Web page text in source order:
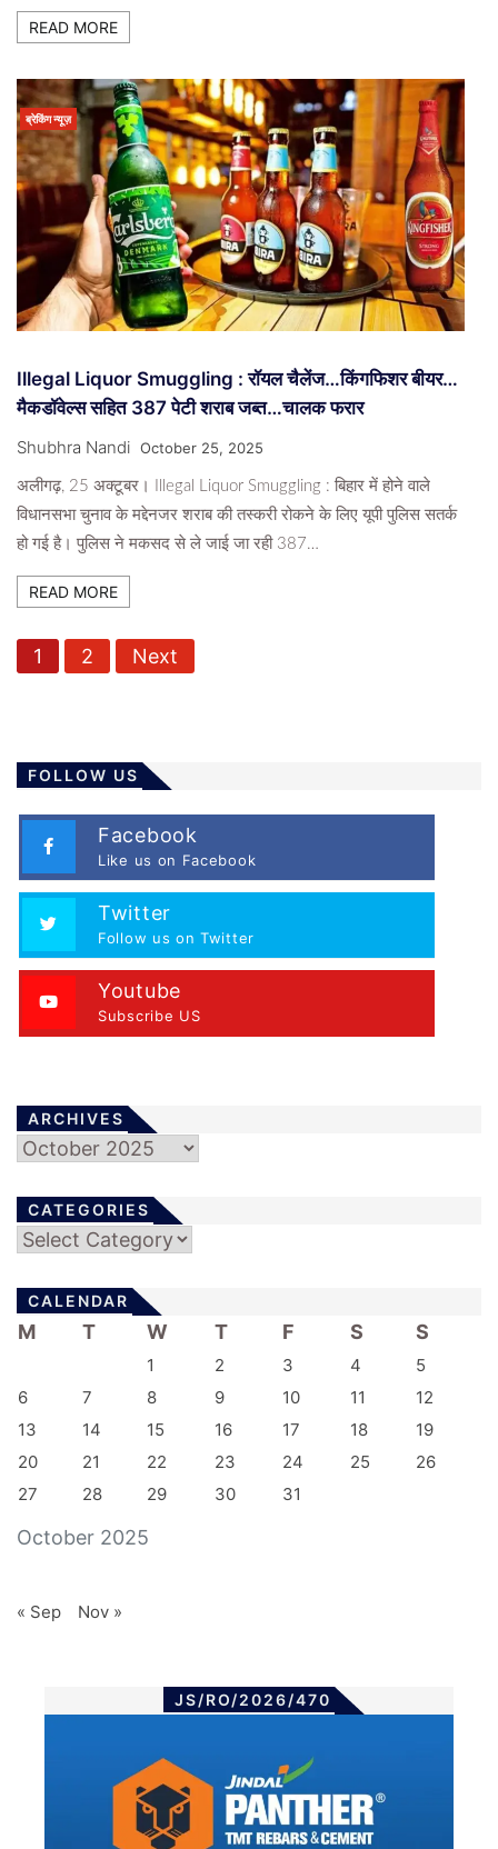
READ MORE
ब्रेकिंग न्यूज़
Illegal Liquor Smuggling : रॉयल चैलेंज…किंगफिशर बीयर…
मैकडॉवेल्स सहित 387 पेटी शराब जब्त…चालक फरार
Shubhra Nandi October 25, 2025
अलीगढ़, 25 अक्टूबर। Illegal Liquor Smuggling : बिहार में होने वाले
विधानसभा चुनाव के मद्देनजर शराब की तस्करी रोकने के लिए यूपी पुलिस सतर्क
हो गई है। पुलिस ने मकसद से ले जाई जा रही 387…
READ MORE
P
o
s
p
g
i
a
i
1 2 Next
FOLLOW US
Facebook
Like us on Facebook
Twitter
Follow us on Twitter
Youtube
Subscribe US
ARCHIVES
Archives
CATEGORIES
Categories
CALENDAR
October 2025
M T W T F S S
1 2 3 4
5
6
7 8 9 10 11
12
13
14 15 16 17 18
19
20
21 22 23 24 25
26
27
28 29 30 31
« Sep Nov »
JS/RO/2026/470